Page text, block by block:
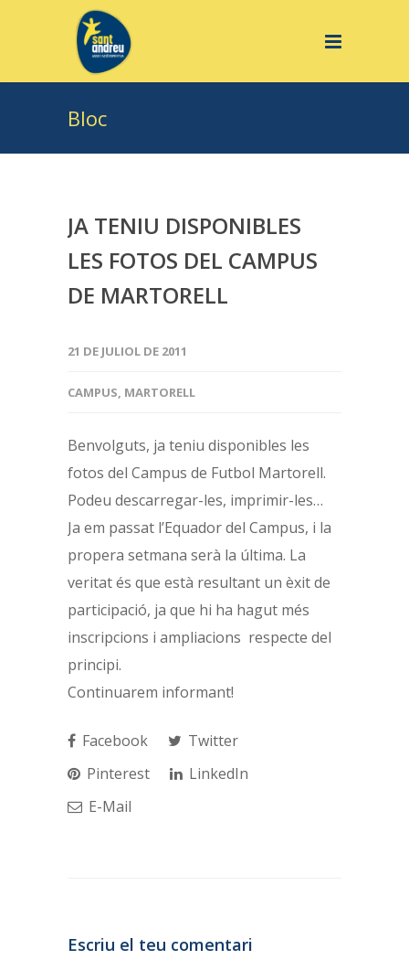
Bloc
JA TENIU DISPONIBLES
LES FOTOS DEL CAMPUS
DE MARTORELL
21 DE JULIOL DE 2011
CAMPUS, MARTORELL
Benvolguts, ja teniu disponibles les
fotos del Campus de Futbol Martorell.
Podeu descarregar-les, imprimir-les…
Ja em passat l’Equador del Campus, i la
propera setmana serà la última. La
veritat és que està resultant un èxit de
participació, ja que hi ha hagut més
inscripcions i ampliacions respecte del
principi.
Continuarem informant!
Facebook
Twitter
Pinterest
LinkedIn
E-Mail
Escriu el teu comentari